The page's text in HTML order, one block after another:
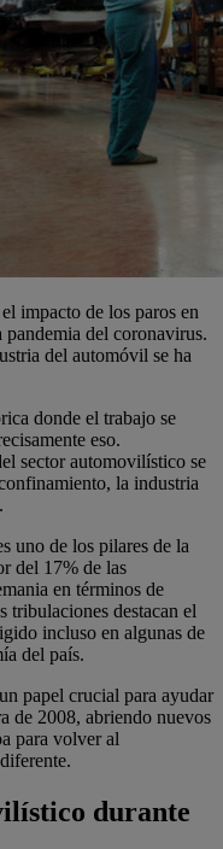
impacto de los paros en
del coronavirus.
del automóvil se ha
donde el trabajo se
eso.
sector automovilístico se
la industria
uno de los pilares de la
del 17% de las
en términos de
tribulaciones destacan el
incluso en algunas de
del país.
papel crucial para ayudar
de 2008, abriendo nuevos
para volver al
durante